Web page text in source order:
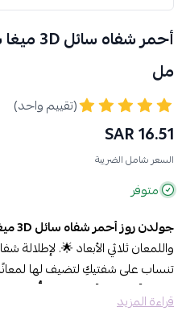
مل
(تقييم واحد)
16.51 SAR
السعر شامل الضريبة
متوفر
جولدن روز أحمر شفاه سائل 3D ميغا شاين …
واللمعان ثلاثي الأبعاد 🌟. لإطلالة
تنساب على شفتيكِ لتضيف لها
مميزات جولدن روز أحمر
تقنية 3D ميغا شاين
قراءة المزيد